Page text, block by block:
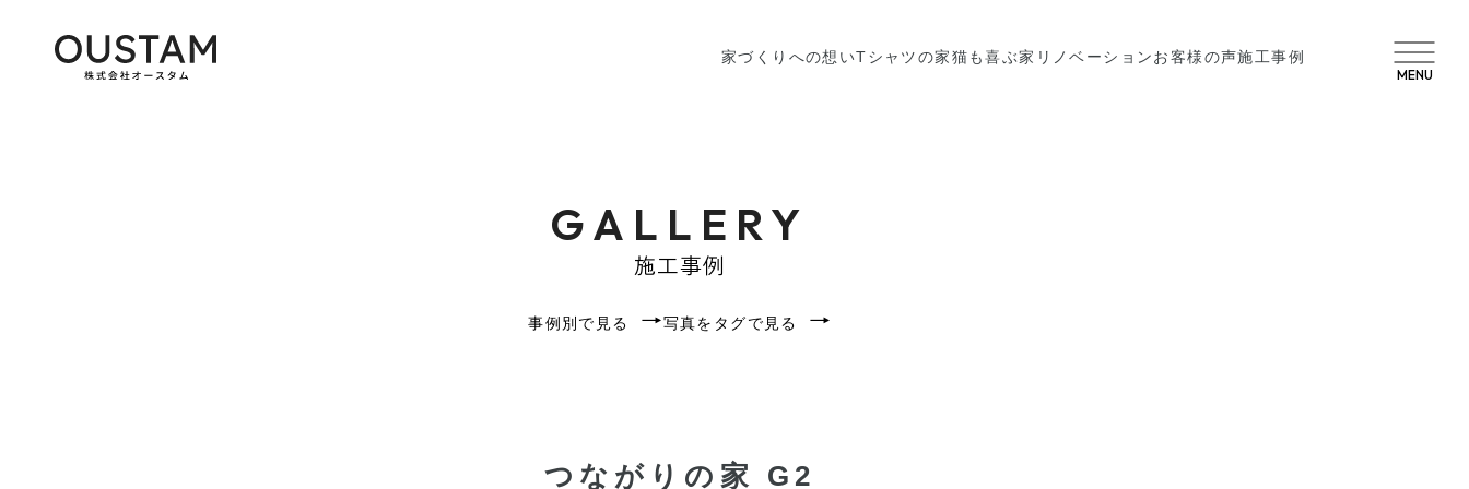
家づくりへの想いTシャツの家猫も喜ぶ家 リノベーションお客様の声施工事例
MENU
GALLERY
施工事例
事例別で見る 写真をタグで見る
つながりの家 G2